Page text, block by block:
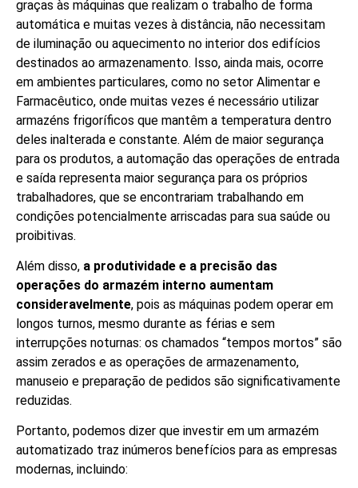
graças às máquinas que realizam o trabalho de forma
automática e muitas vezes à distância, não necessitam
de iluminação ou aquecimento no interior dos edifícios
destinados ao armazenamento. Isso, ainda mais, ocorre
em ambientes particulares, como no setor Alimentar e
Farmacêutico, onde muitas vezes é necessário utilizar
armazéns frigoríficos que mantêm a temperatura dentro
deles inalterada e constante. Além de maior segurança
para os produtos, a automação das operações de entrada
e saída representa maior segurança para os próprios
trabalhadores, que se encontrariam trabalhando em
condições potencialmente arriscadas para sua saúde ou
proibitivas.
Além disso, a produtividade e a precisão das
operações do armazém interno aumentam
consideravelmente, pois as máquinas podem operar em
longos turnos, mesmo durante as férias e sem
interrupções noturnas: os chamados “tempos mortos” são
assim zerados e as operações de armazenamento,
manuseio e preparação de pedidos são significativamente
reduzidas.
Portanto, podemos dizer que investir em um armazém
automatizado traz inúmeros benefícios para as empresas
modernas, incluindo: